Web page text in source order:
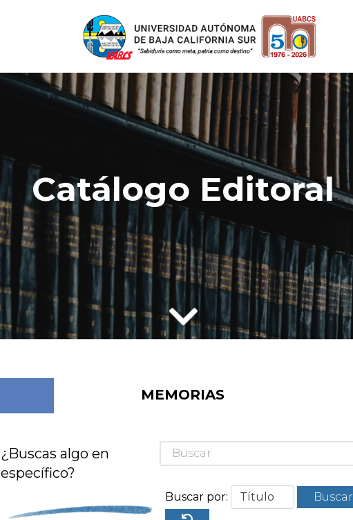
Catálogo Editoral
MEMORIAS
¿Buscas algo en
específico?
Buscar por: Buscar